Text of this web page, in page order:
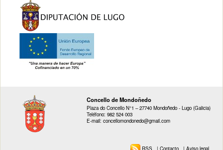
Concello de Mondoñedo
Plaza do Concello N°1 – 27740 Mondoñedo - Lugo (Galicia)
Teléfono: 982 524 003
E-mail: concellomondonedo@gmail.com
RSS |Contacto |Aviso legal